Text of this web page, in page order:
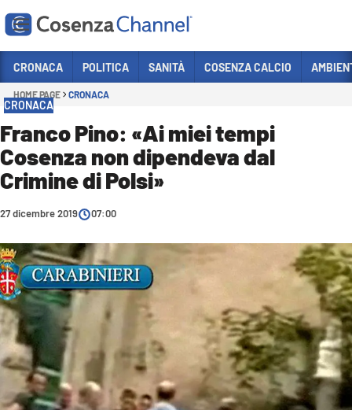
Sezioni
POLITICA
COSENZA CALCIO
ECONOMIA E LAVORO
SANITÀ
SPORT
CULTURA
AMBIENTE
Streaming
CRONACA POLITICA SANITÀ COSENZA CALCIO
HOME PAGE CRONACA
CRONACA
Franco Pino: «Ai miei tempi
Cosenza non dipendeva dal
Crimine di Polsi»
27 dicembre 2019 07:00